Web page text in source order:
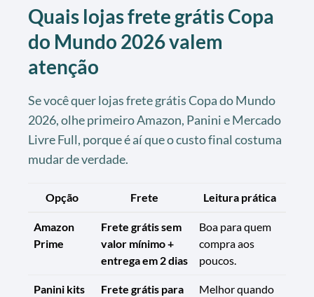
Quais lojas frete grátis Copa
do Mundo 2026 valem
atenção
Se você quer lojas frete grátis Copa do Mundo
2026, olhe primeiro Amazon, Panini e Mercado
Livre Full, porque é aí que o custo final costuma
mudar de verdade.
Opção Frete Leitura prática
Amazon
Prime
Frete grátis sem
valor mínimo +
entrega em 2 dias
Boa para quem
compra aos
poucos.
Panini kits
Frete grátis para
Melhor quando